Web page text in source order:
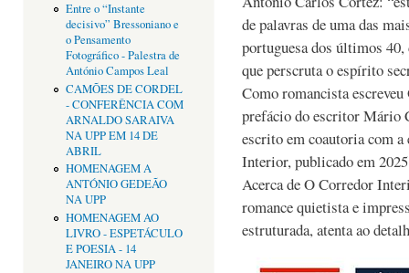
Entre o “Instante
decisivo” Bressoniano e
o Pensamento
Fotográfico - Palestra de
António Campos Leal
CAMÕES DE CORDEL
- CONFERÊNCIA COM
ARNALDO SARAIVA
NA UPP EM 14 DE
ABRIL
HOMENAGEM A
ANTÓNIO GEDEÃO
NA UPP
HOMENAGEM AO
LIVRO - ESPETÁCULO
E POESIA - 14
JANEIRO NA UPP
de palavras de uma das
portuguesa dos últimos 40,
que perscruta o espírito
Como romancista
prefácio do escritor Mário
escrito em coautoria com
Interior, publicado em
Acerca de O Corredor
romance quietista e
estruturada, atenta ao